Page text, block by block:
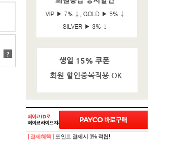
?
[ 결제혜택 ] 포인트 결제시 1% 적립!